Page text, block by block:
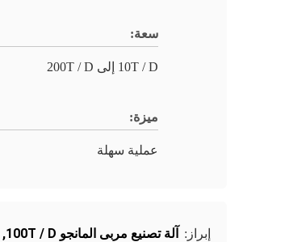
سعة:
10T / D إلى 200T / D
ميزة:
عملية سهلة
إبراز: آلة تصنيع مربى المانجو 100T / D ,